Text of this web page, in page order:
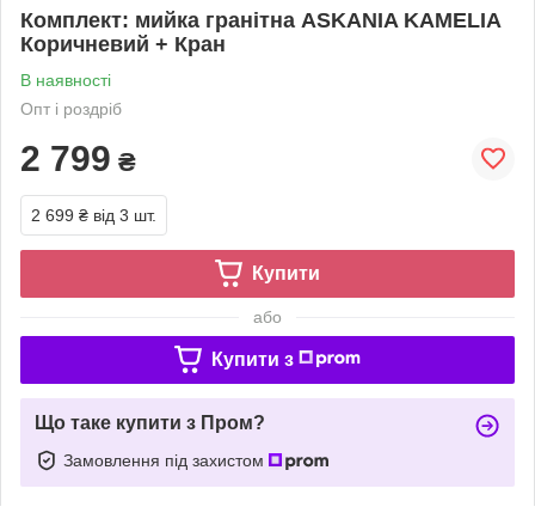
Комплект: мийка гранітна ASKANIA KAMELIA
Коричневий + Кран
В наявності
Опт і роздріб
2 799 ₴
2 699 ₴ від 3 шт.
Купити
або
Купити з
Що таке купити з Пром?
Замовлення під захистом